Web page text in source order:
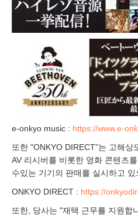
e-onkyo music : https://www.e-
또한 "ONKYO DIRECT"는 고해
AV 리시버를 비롯한 영화 콘텐츠
수있는 기기의 판매를 실시하고
ONKYO DIRECT : https://
또한, 당사는 "재택 근무를 지원합